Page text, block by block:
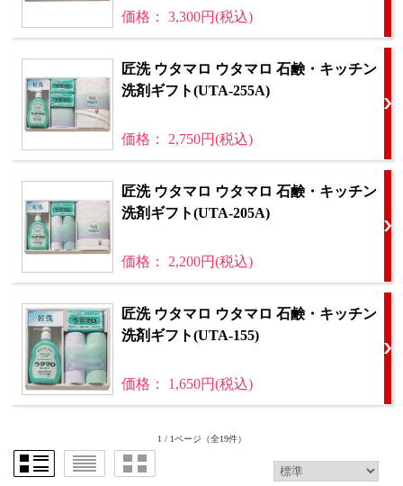
価格： 3,300円(税込)
匠洗 ウタマロ ウタマロ 石鹸・キッチン
洗剤ギフト(UTA-255A)
価格： 2,750円(税込)
匠洗 ウタマロ ウタマロ 石鹸・キッチン
洗剤ギフト(UTA-205A)
価格： 2,200円(税込)
匠洗 ウタマロ ウタマロ 石鹸・キッチン
洗剤ギフト(UTA-155)
価格： 1,650円(税込)
1 / 1ページ （全19件）